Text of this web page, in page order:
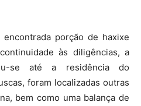
porção de haxixe
às diligências, a
se até a residência do
foram localizadas outras
bem como uma balança de